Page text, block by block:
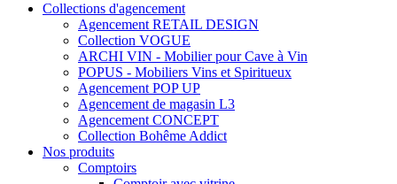
Collections d'agencement
Agencement RETAIL DESIGN
Collection VOGUE
ARCHI VIN - Mobilier pour Cave à Vin
POPUS - Mobiliers Vins et Spiritueux
Agencement POP UP
Agencement de magasin L3
Agencement CONCEPT
Collection Bohême Addict
Nos produits
Comptoirs